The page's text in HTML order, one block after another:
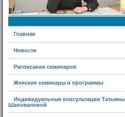
Главная
Новости
Расписание семинаров
Женские семинары и программы
Индивидуальные консультации Татьяны
Шаповаловой